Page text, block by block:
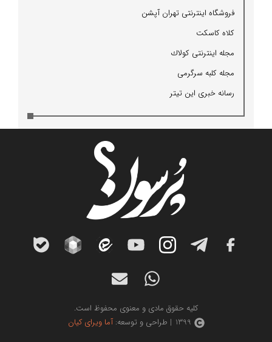
فروشگاه اینترنتی تهران آپشن
كلاه كاسكت
مجله اینترنتی كولاك
مجله كلبه سرگرمی
رسانه خبری این تیتر
کلیه حقوق مادی و معنوی محفوظ است.
1399 | طراحی و توسعه:
آما ویرای کیان